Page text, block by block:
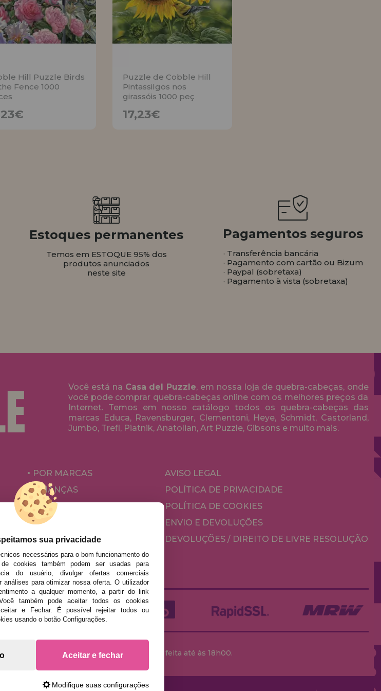
Hill Puzzle Birds
Fence 1000
Puzzle de Cobble Hill
Pintassilgos nos
girassóis 1000 peç
17,23€
Estoques permanentes
Temos em ESTOQUE 95% dos
produtos anunciados
neste site
Pagamentos seguros
· Transferência bancária
· Pagamento com cartão ou Bizum
· Paypal (sobretaxa)
· Pagamento à vista (sobretaxa)
Você está na Casa del Puzzle, em nossa loja de quebra-cabeças, onde
você pode comprar quebra-cabeças online com os melhores preços da
Internet. Temos em nosso catálogo todos os quebra-cabeças das
marcas Educa, Ravensburger, Clementoni, Heye, Schmidt, Castorland,
Jumbo, Trefl, Piatnik, Anatolian, Art Puzzle, Gibsons e muito mais.
POR MARCAS
CRIANÇAS
PARA ADULTOS
POR AUTORES
ACESSÓRIOS
JOGOS DE TABULEIRO
AVISO LEGAL
POLÍTICA DE PRIVACIDADE
POLÍTICA DE COOKIES
ENVIO E DEVOLUÇÕES
DEVOLUÇÕES / DIREITO DE LIVRE RESOLUÇÃO
peninsular, desde que a encomenda seja feita até às 18h00.
sua privacidade
necessários para o bom funcionamento do
cookies também podem ser usadas para
do usuário, divulgar ofertas comerciais
análises para otimizar nossa oferta. O utilizador
a qualquer momento, a partir do link
também pode aceitar todos os cookies
e Fechar. É possível rejeitar todos ou
usando o botão Configurações.
Aceitar e fechar
Modifique suas configurações